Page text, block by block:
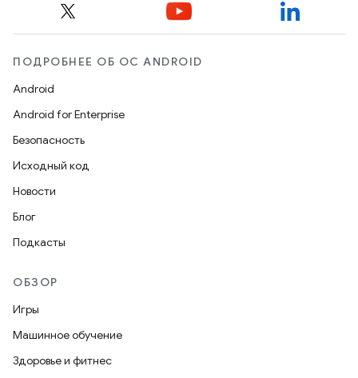
ПОДРОБНЕЕ ОБ ОС ANDROID
Android
Android for Enterprise
Безопасность
Исходный код
Новости
Блог
Подкасты
ОБЗОР
Игры
Машинное обучение
Здоровье и фитнес